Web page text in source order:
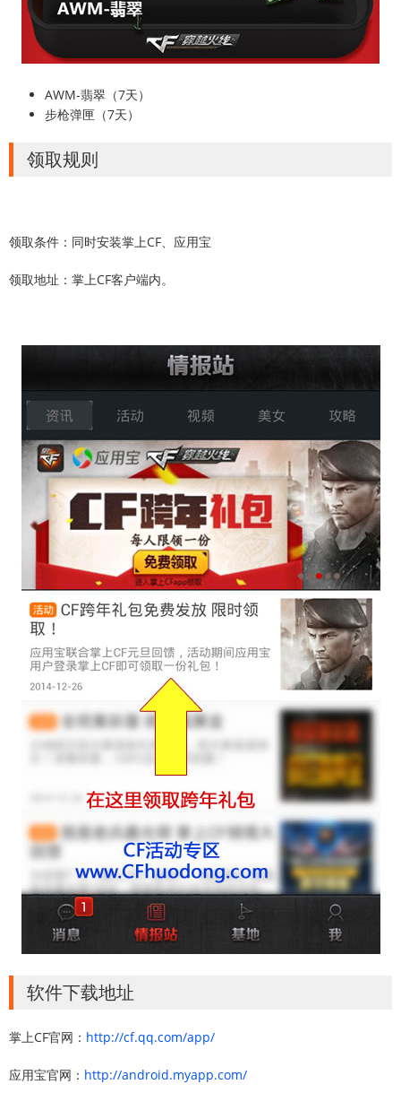
AWM-翡翠（7天）
步枪弹匣（7天）
领取规则
领取条件：同时安装掌上CF、应用宝
领取地址：掌上CF客户端内。
软件下载地址
掌上CF官网： http://cf.qq.com/app/
应用宝官网： http://android.myapp.com/